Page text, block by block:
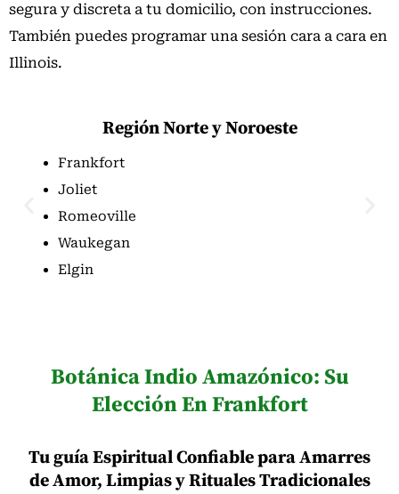
segura y discreta a tu domicilio, con instrucciones.
También puedes programar una sesión cara a cara en
Illinois.
Región Norte y Noroeste
Frankfort
Joliet
Romeoville
Waukegan
Elgin
Botánica Indio Amazónico: Su
Elección En Frankfort
Tu guía Espiritual Confiable para Amarres
de Amor, Limpias y Rituales Tradicionales